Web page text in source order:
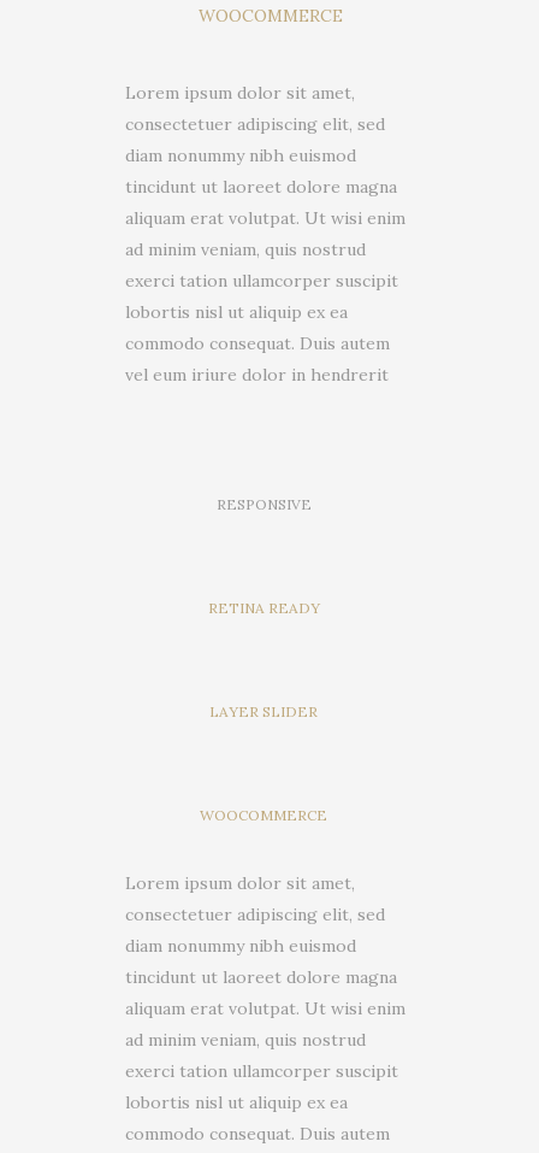
WOOCOMMERCE
Lorem ipsum dolor sit amet,
consectetuer adipiscing elit, sed
diam nonummy nibh euismod
tincidunt ut laoreet dolore magna
aliquam erat volutpat. Ut wisi enim
ad minim veniam, quis nostrud
exerci tation ullamcorper suscipit
lobortis nisl ut aliquip ex ea
commodo consequat. Duis autem
vel eum iriure dolor in hendrerit
RESPONSIVE
RETINA READY
LAYER SLIDER
WOOCOMMERCE
Lorem ipsum dolor sit amet,
consectetuer adipiscing elit, sed
diam nonummy nibh euismod
tincidunt ut laoreet dolore magna
aliquam erat volutpat. Ut wisi enim
ad minim veniam, quis nostrud
exerci tation ullamcorper suscipit
lobortis nisl ut aliquip ex ea
commodo consequat. Duis autem